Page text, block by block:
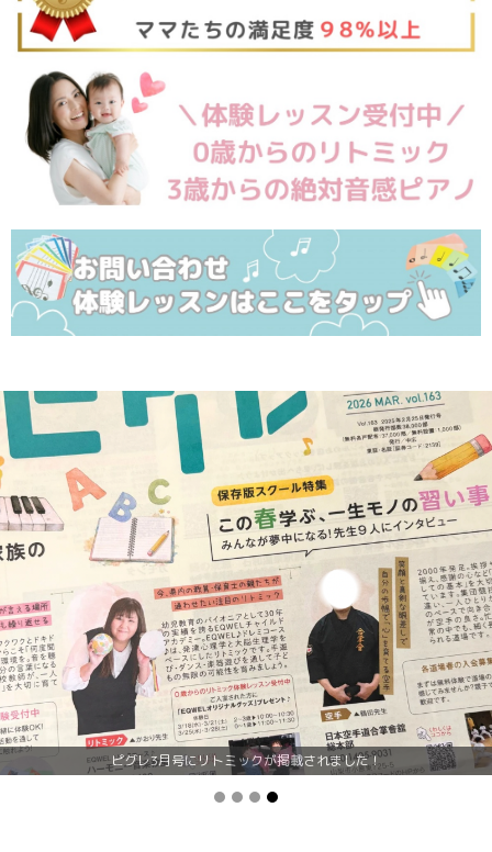
ピグレ3月号にリトミックが掲載されました！